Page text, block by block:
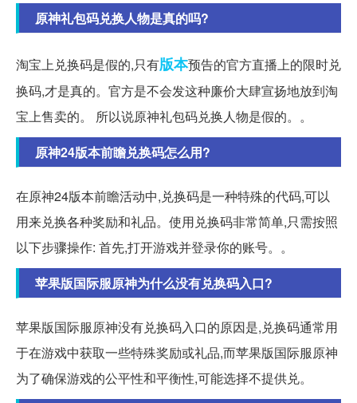
原神礼包码兑换人物是真的吗?
淘宝上兑换码是假的,只有版本预告的官方直播上的限时兑
换码,才是真的。官方是不会发这种廉价大肆宣扬地放到淘
宝上售卖的。 所以说原神礼包码兑换人物是假的。。
原神24版本前瞻兑换码怎么用?
在原神24版本前瞻活动中,兑换码是一种特殊的代码,可以
用来兑换各种奖励和礼品。使用兑换码非常简单,只需按照
以下步骤操作: 首先,打开游戏并登录你的账号。。
苹果版国际服原神为什么没有兑换码入口?
苹果版国际服原神没有兑换码入口的原因是,兑换码通常用
于在游戏中获取一些特殊奖励或礼品,而苹果版国际服原神
为了确保游戏的公平性和平衡性,可能选择不提供兑。